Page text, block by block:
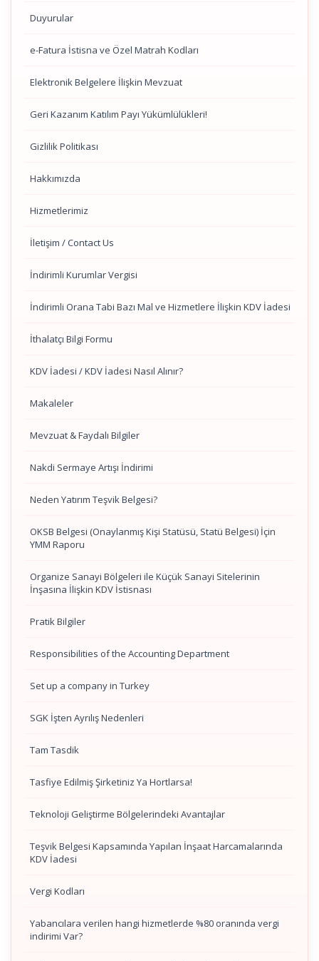
Duyurular
e-Fatura İstisna ve Özel Matrah Kodları
Elektronik Belgelere İlişkin Mevzuat
Geri Kazanım Katılım Payı Yükümlülükleri!
Gizlilik Politikası
Hakkımızda
Hizmetlerimiz
İletişim / Contact Us
İndirimli Kurumlar Vergisi
İndirimli Orana Tabi Bazı Mal ve Hizmetlere İlişkin KDV İadesi
İthalatçı Bilgi Formu
KDV İadesi / KDV İadesi Nasıl Alınır?
Makaleler
Mevzuat & Faydalı Bilgiler
Nakdi Sermaye Artışı İndirimi
Neden Yatırım Teşvik Belgesi?
OKSB Belgesi (Onaylanmış Kişi Statüsü, Statü Belgesi) İçin
YMM Raporu
Organize Sanayi Bölgeleri ile Küçük Sanayi Sitelerinin
İnşasına İlişkin KDV İstisnası
Pratik Bilgiler
Responsibilities of the Accounting Department
Set up a company in Turkey
SGK İşten Ayrılış Nedenleri
Tam Tasdik
Tasfiye Edilmiş Şirketiniz Ya Hortlarsa!
Teknoloji Geliştirme Bölgelerindeki Avantajlar
Teşvik Belgesi Kapsamında Yapılan İnşaat Harcamalarında
KDV İadesi
Vergi Kodları
Yabancılara verilen hangi hizmetlerde %80 oranında vergi
indirimi Var?